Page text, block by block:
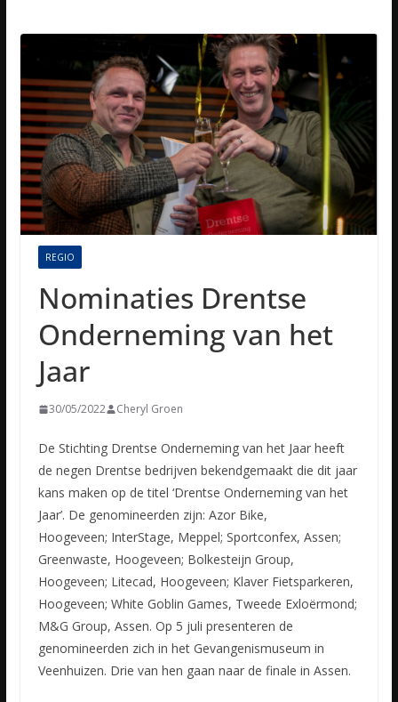
REGIO
Nominaties Drentse
Onderneming van het
Jaar
30/05/2022 Cheryl Groen
De Stichting Drentse Onderneming van het Jaar heeft
de negen Drentse bedrijven bekendgemaakt die dit jaar
kans maken op de titel ‘Drentse Onderneming van het
Jaar’. De genomineerden zijn: Azor Bike,
Hoogeveen; InterStage, Meppel; Sportconfex, Assen;
Greenwaste, Hoogeveen; Bolkesteijn Group,
Hoogeveen; Litecad, Hoogeveen; Klaver Fietsparkeren,
Hoogeveen; White Goblin Games, Tweede Exloërmond;
M&G Group, Assen. Op 5 juli presenteren de
genomineerden zich in het Gevangenismuseum in
Veenhuizen. Drie van hen gaan naar de finale in Assen.